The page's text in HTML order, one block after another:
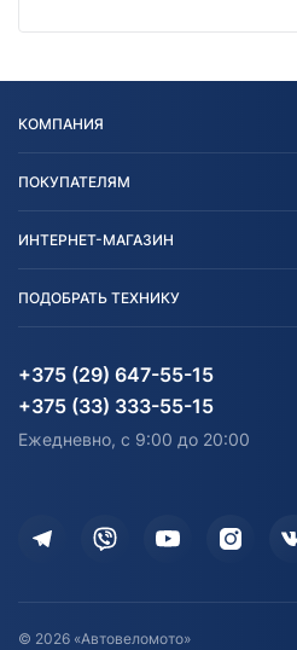
КОМПАНИЯ
Блог
Карта сайта
ПОКУПАТЕЛЯМ
Согласие на обработку
Информация до получения
согласия на обработку
Доставка
Дополнительные услуги
Оставить отзыв
Договор публичной оферты
ИНТЕРНЕТ-МАГАЗИН
Агротехника
Водный транспорт
Электротранспорт
Здоровье
ПОДОБРАТЬ ТЕХНИКУ
Агротехника
Электротранспорт
+375 (29) 647-55-15
+375 (33) 333-55-15
Ежедневно, с 9:00 до 20:00
© 2026 «Автовеломото»